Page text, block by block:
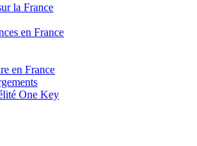
la France
en France
en France
One Key